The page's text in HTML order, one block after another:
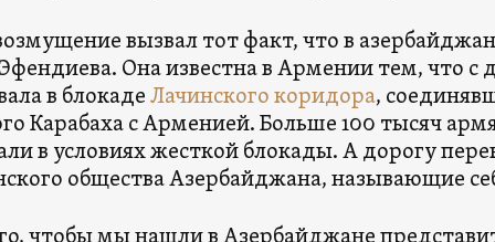
вызвал тот факт, что в
Она известна в Армении тем, что с
в блокадеЛачинского коридора,
Карабаха с Арменией. Больше 100 тысяч
в условиях жесткой блокады. А дорогу
общества Азербайджана, называющие